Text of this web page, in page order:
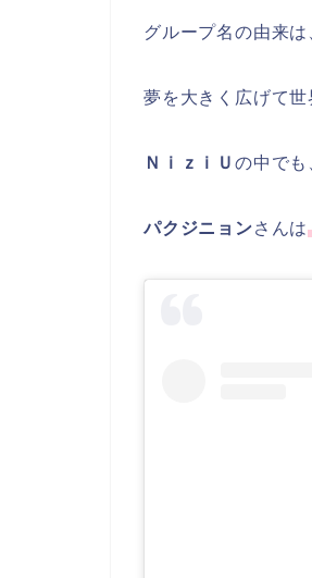
グループ名の由来は
夢を大きく広げて
ＮｉｚｉＵ の中で
パクジニョンさんは